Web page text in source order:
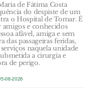
de Fátima Costa
do despiste de um
o Hospital de Tomar. É
e conhecidos
afável, amiga e sem
das passageiras feridas,
naquela unidade
a cirurgia e
de perigo.
08-2026